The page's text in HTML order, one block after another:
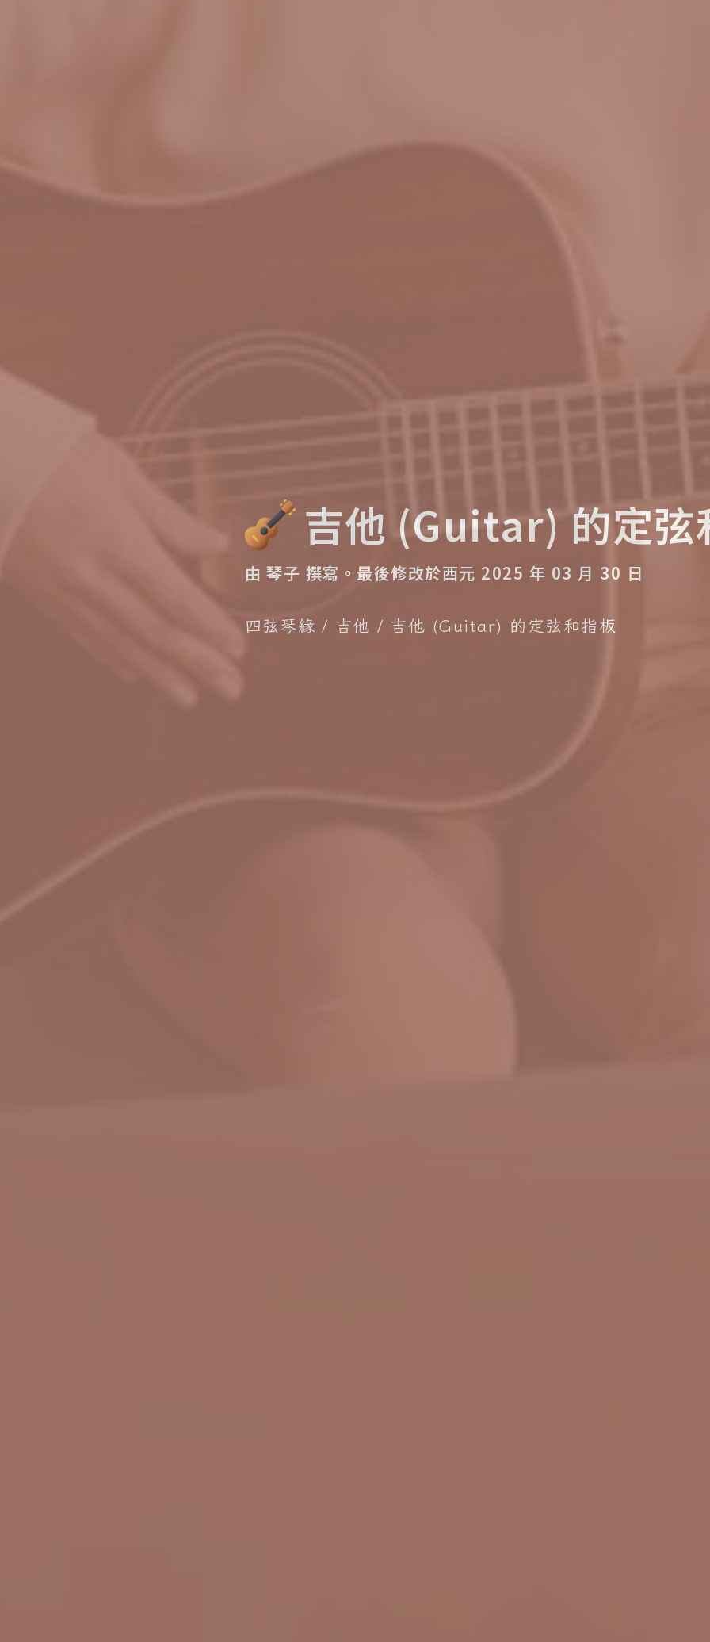
吉他 (Guitar) 的定弦
由 琴子 撰寫。 最後修改於西元 2025 年 03 月 30 日
四弦琴緣 吉他 吉他 (Guitar) 的定弦和指板